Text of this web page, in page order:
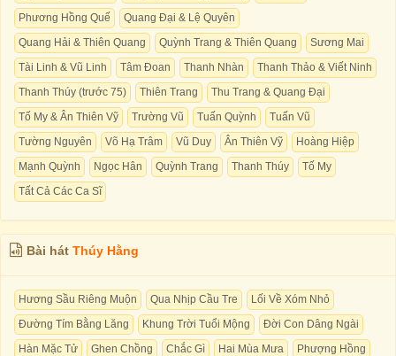
Phương Hồng Quế
Quang Đại & Lệ Quyên
Quang Hải & Thiên Quang
Quỳnh Trang & Thiên Quang
Sương Mai
Tài Linh & Vũ Linh
Tâm Đoan Thanh Nhàn
Thanh Thảo & Viết Ninh
Thanh Thúy (trước 75)
Thiên Trang
Thu Trang & Quang Đại
Tố My & Ân Thiên Vỹ
Trường Vũ Tuấn Quỳnh
Tuấn Vũ
Tường Nguyên
Võ Hạ Trâm Vũ Duy Ân Thiên Vỹ
Hoàng Hiệp
Mạnh Quỳnh
Ngọc Hân Quỳnh Trang Thanh Thúy
Tố My
Tất Cả Các Ca Sĩ
Bài hát Thúy Hằng
Hương Sầu Riêng Muộn Qua Nhịp Cầu Tre
Lối Về Xóm Nhỏ
Đường Tím Bằng Lăng
Khung Trời Tuổi Mộng
Đời Con Dâng Ngài
Hàn Mặc Tử
Ghen Chồng Chắc Gì Hai Mùa Mưa
Phượng Hồng